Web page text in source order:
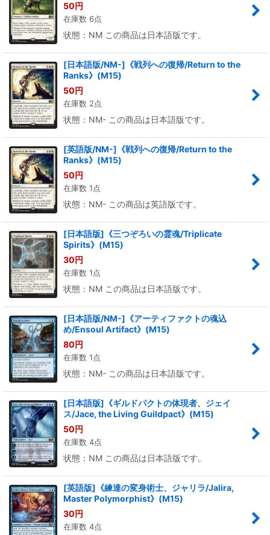
50円
在庫数 6点
状態：NM この商品は日本語版です。
[日本語版/NM-]《戦列への復帰/Return to the
Ranks》(M15)
50円
在庫数 2点
状態：NM- この商品は日本語版です。
[英語版/NM-]《戦列への復帰/Return to the
Ranks》(M15)
50円
在庫数 1点
状態：NM- この商品は英語版です。
[日本語版]《三つぞろいの霊魂/Triplicate
Spirits》(M15)
30円
在庫数 1点
状態：NM この商品は日本語版です。
[日本語版/NM-]《アーティファクトの魂込
め/Ensoul Artifact》(M15)
80円
在庫数 1点
状態：NM- この商品は日本語版です。
[日本語版]《ギルドパクトの体現者、ジェイ
ス/Jace, the Living Guildpact》(M15)
50円
在庫数 4点
状態：NM この商品は日本語版です。
[英語版]《練達の変身術士、ジャリラ/Jalira,
Master Polymorphist》(M15)
30円
在庫数 4点